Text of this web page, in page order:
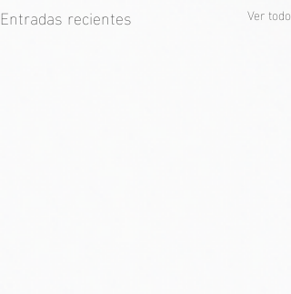
Entradas recientes Ver todo